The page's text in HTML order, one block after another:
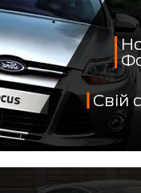
Свій